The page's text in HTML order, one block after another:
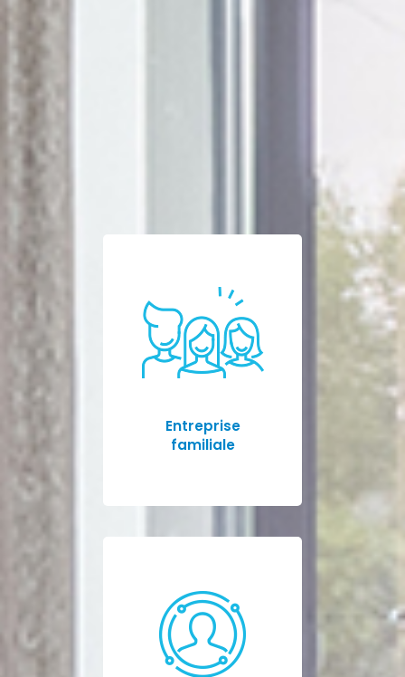
Entreprise
familiale